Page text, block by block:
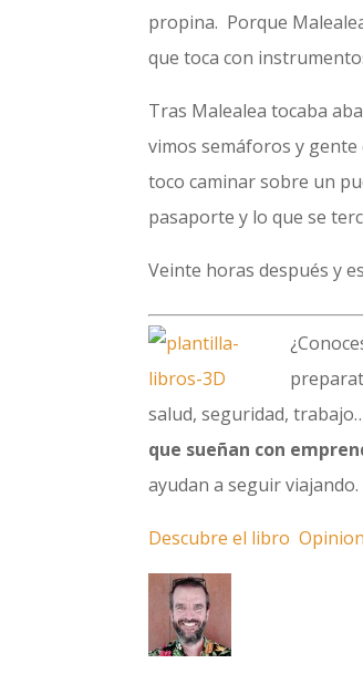
propina. Porque
que toca con
Tras Malealea tocaba
vimos semáforos y
toco caminar sobre un
pasaporte y lo que se
Veinte horas después y
salud, seguridad,
que sueñan con
ayudan a seguir viajando.
Descubre el libro